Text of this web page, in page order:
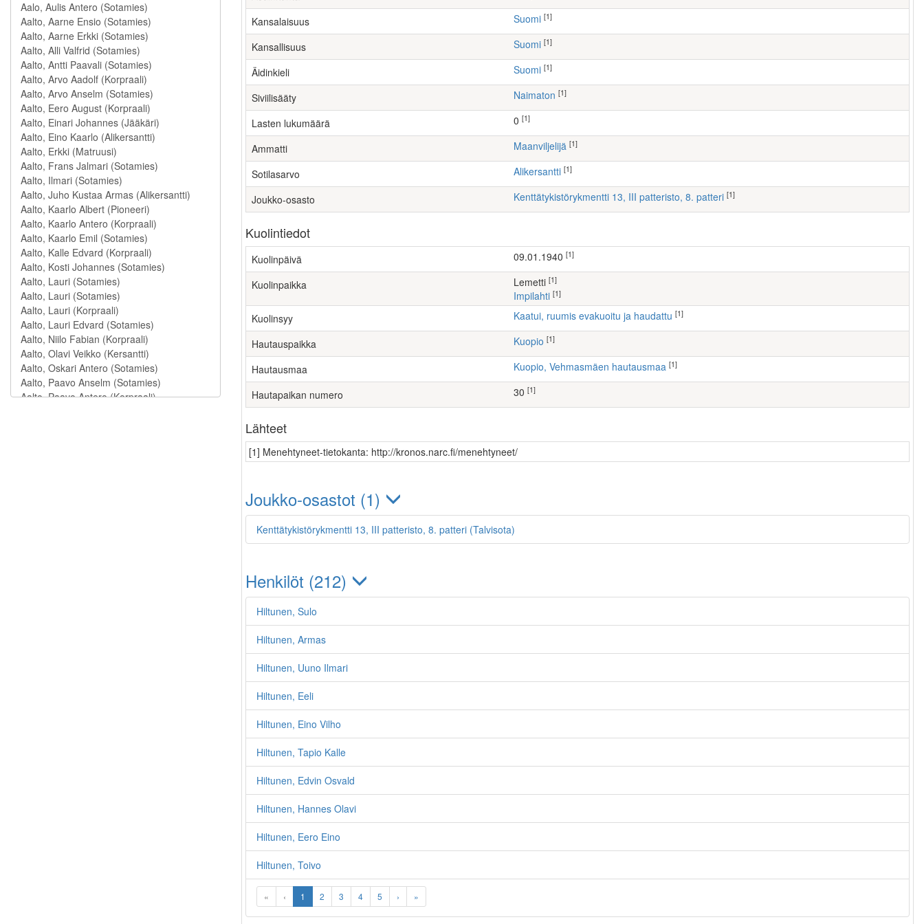
Kansalaisuus Suomi [1]
Kansallisuus Suomi [1]
Äidinkieli Suomi [1]
Siviilisääty Naimaton [1]
Lasten lukumäärä [1]
Ammatti maanviljelijä [1]
Sotilasarvo Alikersantti [1]
Joukko-osasto Kenttätykistörykmentti 13, III patteristo, 8. patteri [1]
Kuolintiedot
Kuolinpäivä 09.01.1940 [1]
Kuolinpaikka Lemetti [1]
Impilahti [1]
Kuolinsyy Kaatui, ruumis evakuoitu ja haudattu [1]
Hautauspaikka Kuopio [1]
Hautausmaa Kuopio, Vehmasmäen hautausmaa [1]
Hautapaikan numero 30 [1]
Lähteet
[1] Menehtyneet-tietokanta: http://kronos.narc.fi/menehtyneet/
Joukko-osastot (1)
Kenttätykistörykmentti 13, III patteristo, 8. patteri (Talvisota)
Henkilöt (212)
Hiltunen, Sulo
Hiltunen, Armas
Hiltunen, Uuno Ilmari
Hiltunen, Eeli
Hiltunen, Eino Vilho
Hiltunen, Tapio Kalle
Hiltunen, Edvin Osvald
Hiltunen, Hannes Olavi
Hiltunen, Eero Eino
Hiltunen, Toivo
« ‹ 1 2 3 4 5 › »